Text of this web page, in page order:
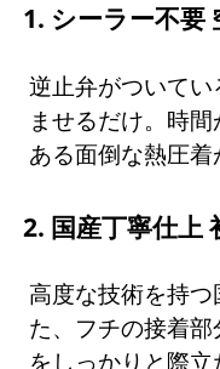
1. シーラー不要
逆止弁がついて
ませるだけ。時
ある面倒な熱圧着
2. 国産丁寧仕上
高度な技術を持
た、フチの接着
をしっかりと際